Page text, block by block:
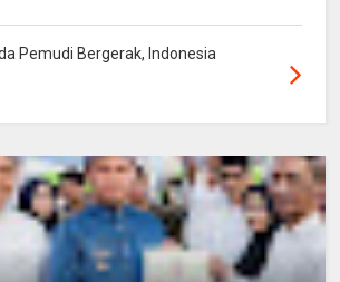
Pemudi Bergerak, Indonesia